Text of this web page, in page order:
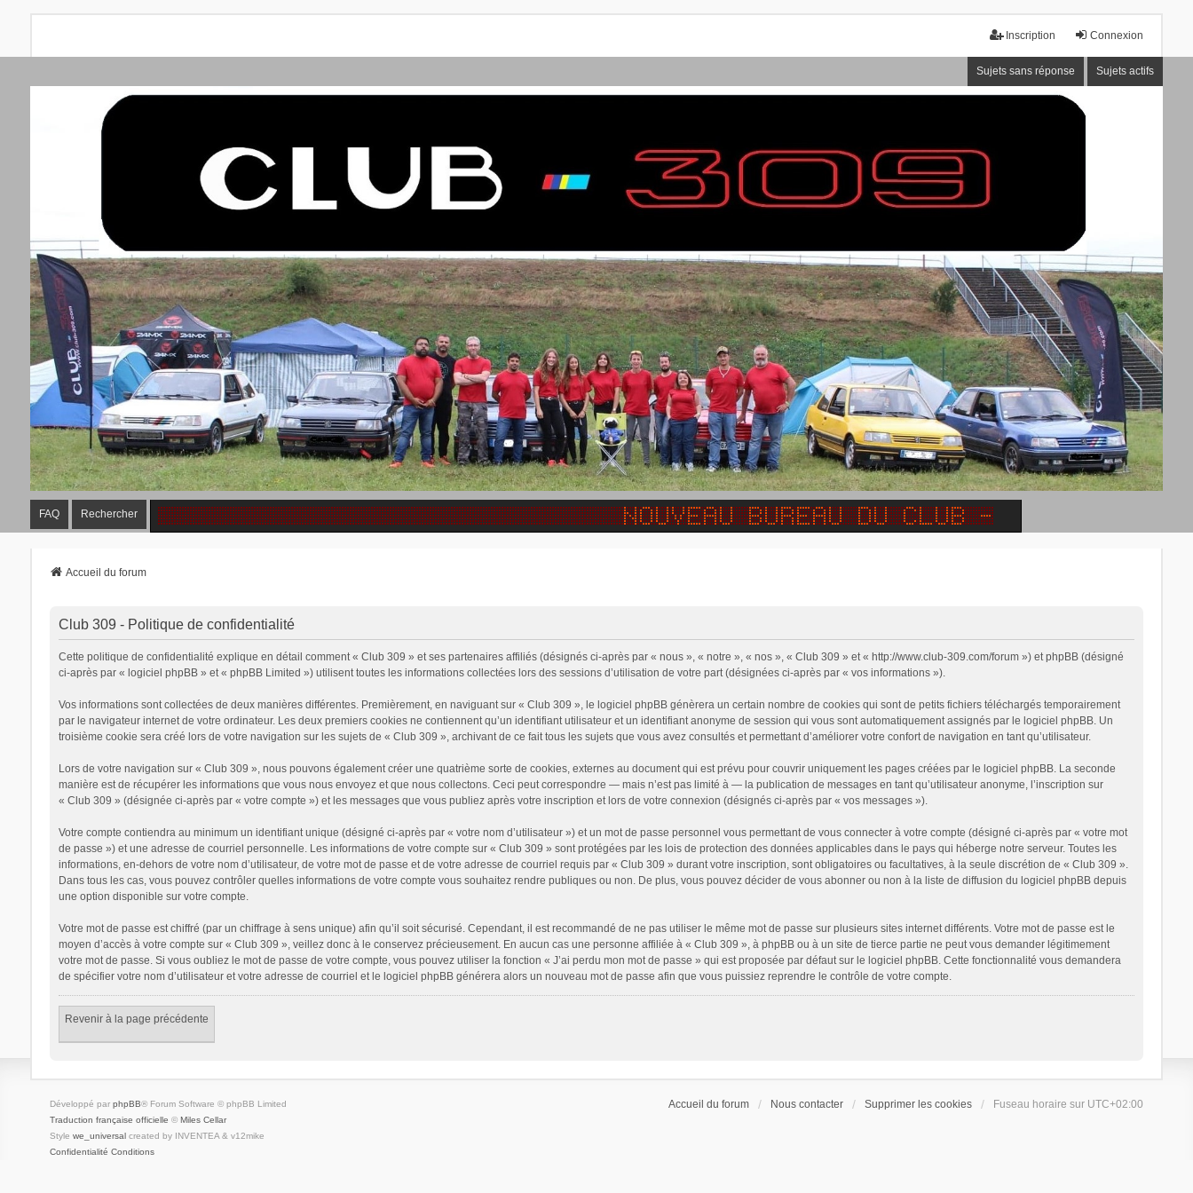
Connexion
Inscription
Sujets sans réponse Sujets actifs
FAQ Rechercher
Accueil du forum
Club 309 - Politique de confidentialité
Cette politique de confidentialité explique en détail comment « Club 309 » et ses partenaires affiliés (désignés ci-après par « nous », « notre », « nos », « Club 309 » et « http://www.club-309.com/forum ») et phpBB (désigné
ci-après par « logiciel phpBB » et « phpBB Limited ») utilisent toutes les informations collectées lors des sessions d’utilisation de votre part (désignées ci-après par « vos informations »).
Vos informations sont collectées de deux manières différentes. Premièrement, en naviguant sur « Club 309 », le logiciel phpBB génèrera un certain nombre de cookies qui sont de petits fichiers téléchargés temporairement
par le navigateur internet de votre ordinateur. Les deux premiers cookies ne contiennent qu’un identifiant utilisateur et un identifiant anonyme de session qui vous sont automatiquement assignés par le logiciel phpBB. Un
troisième cookie sera créé lors de votre navigation sur les sujets de « Club 309 », archivant de ce fait tous les sujets que vous avez consultés et permettant d’améliorer votre confort de navigation en tant qu’utilisateur.
Lors de votre navigation sur « Club 309 », nous pouvons également créer une quatrième sorte de cookies, externes au document qui est prévu pour couvrir uniquement les pages créées par le logiciel phpBB. La seconde
manière est de récupérer les informations que vous nous envoyez et que nous collectons. Ceci peut correspondre — mais n’est pas limité à — la publication de messages en tant qu’utilisateur anonyme, l’inscription sur
« Club 309 » (désignée ci-après par « votre compte ») et les messages que vous publiez après votre inscription et lors de votre connexion (désignés ci-après par « vos messages »).
Votre compte contiendra au minimum un identifiant unique (désigné ci-après par « votre nom d’utilisateur ») et un mot de passe personnel vous permettant de vous connecter à votre compte (désigné ci-après par « votre mot
de passe ») et une adresse de courriel personnelle. Les informations de votre compte sur « Club 309 » sont protégées par les lois de protection des données applicables dans le pays qui héberge notre serveur. Toutes les
informations, en-dehors de votre nom d’utilisateur, de votre mot de passe et de votre adresse de courriel requis par « Club 309 » durant votre inscription, sont obligatoires ou facultatives, à la seule discrétion de « Club 309 ».
Dans tous les cas, vous pouvez contrôler quelles informations de votre compte vous souhaitez rendre publiques ou non. De plus, vous pouvez décider de vous abonner ou non à la liste de diffusion du logiciel phpBB depuis
une option disponible sur votre compte.
Votre mot de passe est chiffré (par un chiffrage à sens unique) afin qu’il soit sécurisé. Cependant, il est recommandé de ne pas utiliser le même mot de passe sur plusieurs sites internet différents. Votre mot de passe est le
moyen d’accès à votre compte sur « Club 309 », veillez donc à le conservez précieusement. En aucun cas une personne affiliée à « Club 309 », à phpBB ou à un site de tierce partie ne peut vous demander légitimement
votre mot de passe. Si vous oubliez le mot de passe de votre compte, vous pouvez utiliser la fonction « J’ai perdu mon mot de passe » qui est proposée par défaut sur le logiciel phpBB. Cette fonctionnalité vous demandera
de spécifier votre nom d’utilisateur et votre adresse de courriel et le logiciel phpBB générera alors un nouveau mot de passe afin que vous puissiez reprendre le contrôle de votre compte.
Revenir à la page précédente
Accueil du forum Nous contacter Supprimer les cookies Fuseau horaire sur UTC+02:00
Développé par phpBB® Forum Software © phpBB Limited
Traduction française officielle © Miles Cellar
Style we_universalcreated by INVENTEA & v12mike
Confidentialité Conditions